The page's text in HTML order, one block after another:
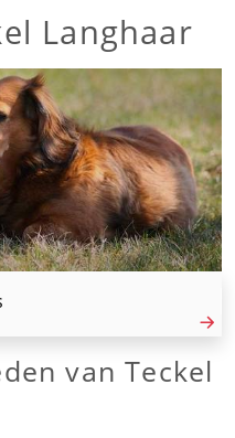
Langhaar
van Teckel